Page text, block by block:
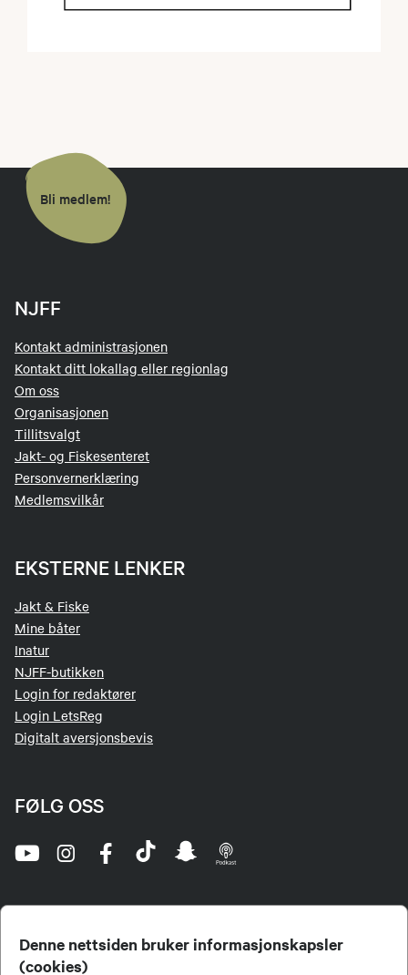
Denne nettsiden bruker informasjonskapsler
(cookies)
Bli medlem!
NJFF
Kontakt administrasjonen
Kontakt ditt lokallag eller regionlag
Om oss
Organisasjonen
Tillitsvalgt
Jakt- og Fiskesenteret
Personvernerklæring
Medlemsvilkår
EKSTERNE LENKER
Jakt & Fiske
Mine båter
Inatur
NJFF-butikken
Login for redaktører
Login LetsReg
Digitalt aversjonsbevis
FØLG OSS